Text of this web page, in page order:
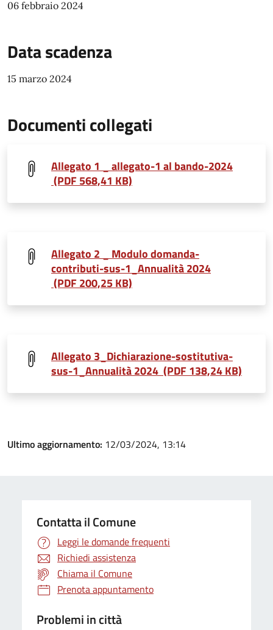
06 febbraio 2024
Data scadenza
15 marzo 2024
Documenti collegati
Allegato 1 _ allegato-1 al bando-2024
(PDF 568,41 KB)
Allegato 2 _ Modulo domanda-
contributi-sus-1_Annualità 2024
(PDF 200,25 KB)
Allegato 3_Dichiarazione-sostitutiva-
sus-1_Annualità 2024 (PDF 138,24 KB)
Ultimo aggiornamento: 12/03/2024, 13:14
Contatta il Comune
Leggi le domande frequenti
Richiedi assistenza
Chiama il Comune
Prenota appuntamento
Problemi in città